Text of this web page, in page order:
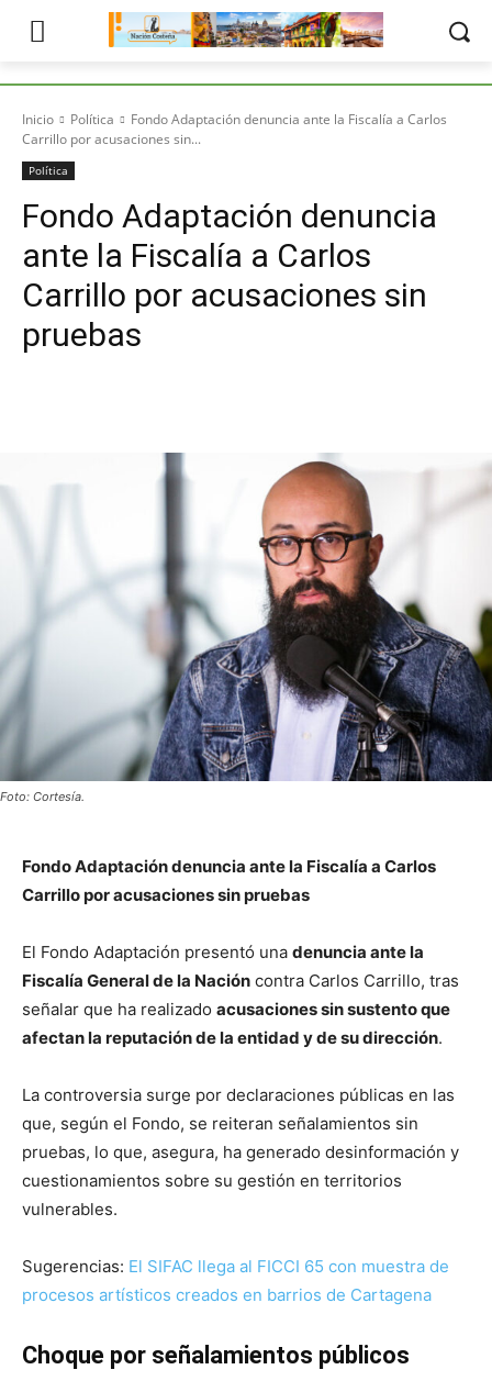
Inicio Política
Fondo Adaptación denuncia ante la Fiscalía a Carlos
Carrillo por acusaciones sin...
Política
Fondo Adaptación denuncia
ante la Fiscalía a Carlos
Carrillo por acusaciones sin
pruebas
Foto: Cortesía.
Fondo Adaptación denuncia ante la Fiscalía a Carlos
Carrillo por acusaciones sin pruebas
El Fondo Adaptación presentó una denuncia ante la
Fiscalía General de la Nación contra Carlos Carrillo, tras
señalar que ha realizado acusaciones sin sustento que
afectan la reputación de la entidad y de su dirección.
La controversia surge por declaraciones públicas en las
que, según el Fondo, se reiteran señalamientos sin
pruebas, lo que, asegura, ha generado desinformación y
cuestionamientos sobre su gestión en territorios
vulnerables.
Sugerencias: El SIFAC llega al FICCI 65 con muestra de
procesos artísticos creados en barrios de Cartagena
Choque por señalamientos públicos